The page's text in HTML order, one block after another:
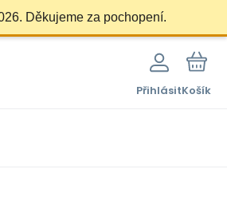
Děkujeme za pochopení.
PřihlásitKošík